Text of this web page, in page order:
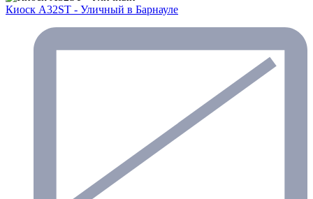
Киоск A32ST - Уличный в Барнауле